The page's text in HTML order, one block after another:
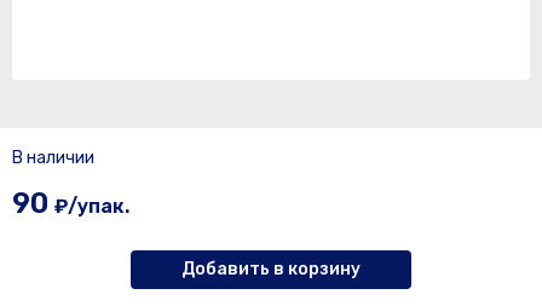
В наличии
90 ₽/упак.
Добавить в корзину